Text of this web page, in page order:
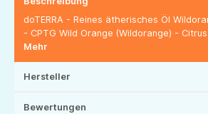
doTERRA - Reines ätherisches Öl
- CPTG Wild Orange (Wildorange) -
Mehr
Hersteller
Bewertungen